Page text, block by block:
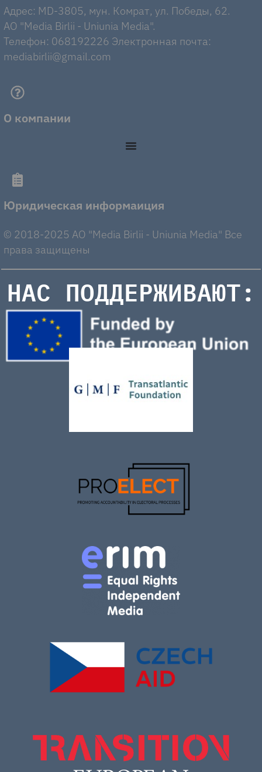
Адрес: MD-3805, мун. Комрат, ул. Победы, 62.
AO "Media Birlii - Uniunia Media".
Телефон: 068192226 Электронная почта:
mediabirlii@gmail.com
О компании
Юридическая информаиция
© 2018-2025 AO "Media Birlii - Uniunia Media" Все
права защищены
НАС ПОДДЕРЖИВАЮТ: